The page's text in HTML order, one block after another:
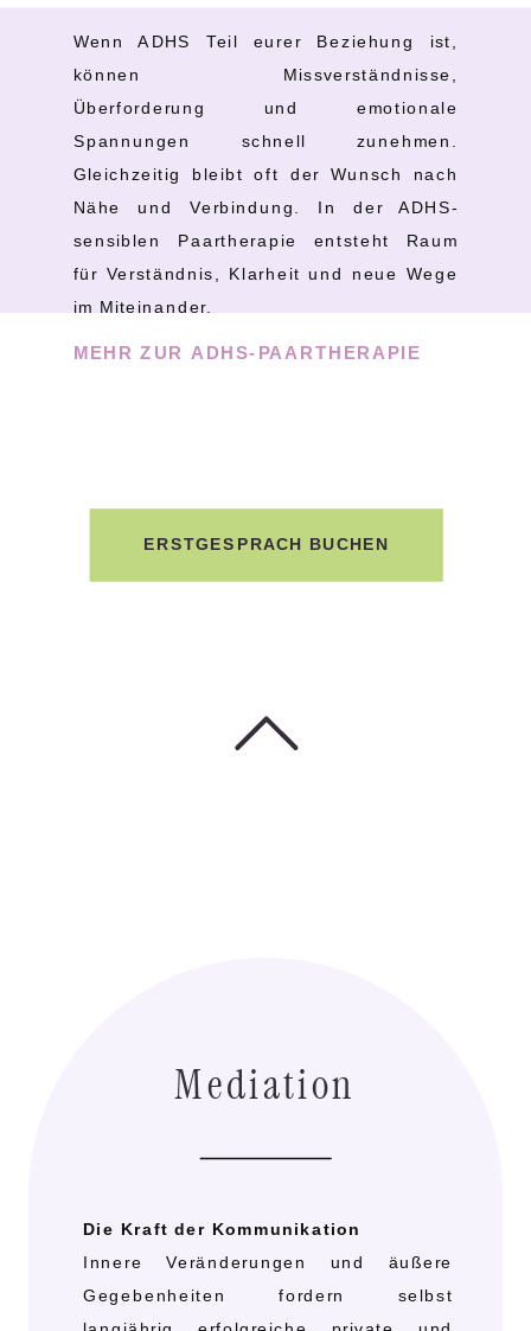
Wenn ADHS Teil eurer Beziehung ist,
können Missverständnisse,
Überforderung und emotionale
Spannungen schnell zunehmen.
Gleichzeitig bleibt oft der Wunsch nach
Nähe und Verbindung. In der ADHS-
sensiblen Paartherapie entsteht Raum
für Verständnis, Klarheit und neue Wege
im Miteinander.
MEHR ZUR ADHS-PAARTHERAPIE
ERSTGESPRÄCH BUCHEN
Mediation
Die Kraft der Kommunikation
Innere Veränderungen und äußere
Gegebenheiten fordern selbst